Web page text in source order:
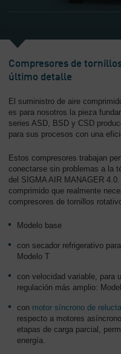
Compresores de
último detalle
El suministro de aire
es para nosotros la pieza
series ASD, BSD y CSD
para sus procesos con una
Estos compresores trabajan
conectarse sin problemas a la
del SIGMA AIR MANAGER
comprimido que realmente
compresores de tornillos
Modelo base
con secador refrigerativo
Modelo T
con velocidad variable, para
regulación más amplio:
con motor síncrono de
respecto a motores
etapas de carga parcial,
energía.